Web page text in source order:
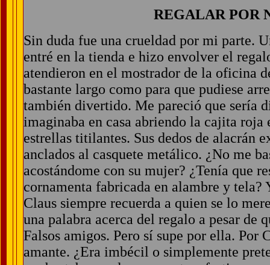
REGALAR POR
Sin duda fue una crueldad por mi parte.
entré en la tienda e hizo envolver el
atendieron en el mostrador de la oficina
bastante largo como para que pudiese
también divertido. Me pareció que sería
imaginaba en casa abriendo la cajita roja
estrellas titilantes. Sus dedos de alacrán
anclados al casquete metálico. ¿No me
acostándome con su mujer? ¿Tenía que
cornamenta fabricada en alambre y
Claus siempre recuerda a quien se lo
una palabra acerca del regalo a pesar de
Falsos amigos. Pero sí supe por ella. Por
amante. ¿Era imbécil o simplemente